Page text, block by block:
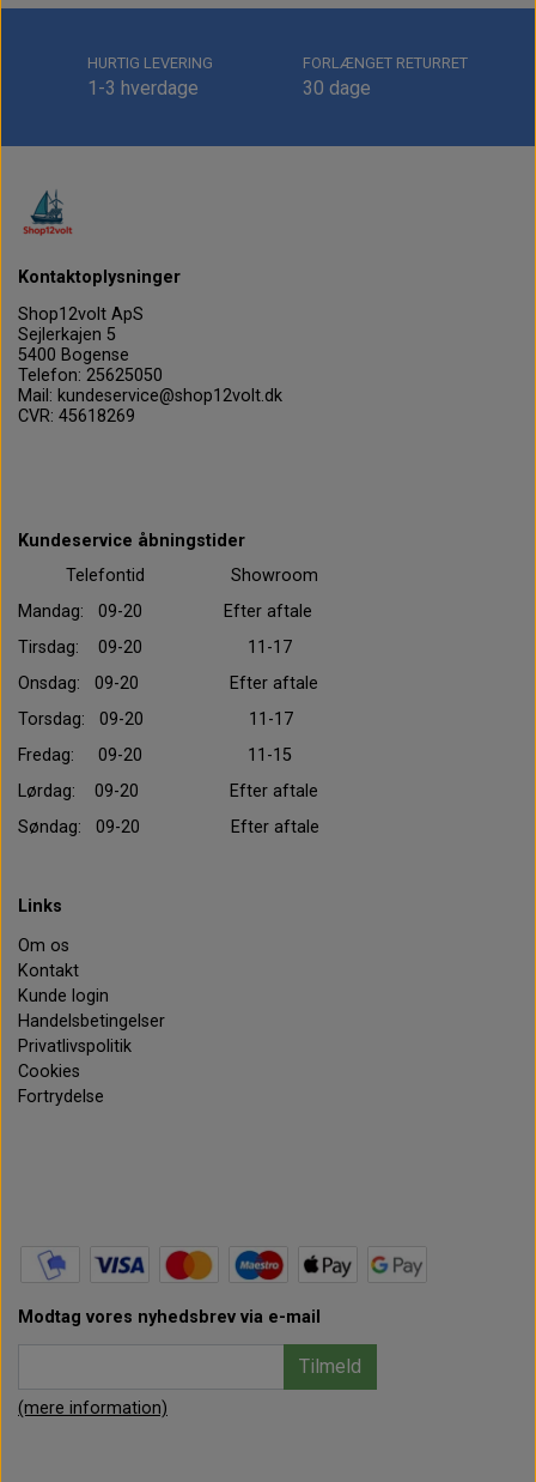
HURTIG LEVERING
1-3 hverdage
FORLÆNGET RETURRET
30 dage
Kontaktoplysninger
Shop12volt ApS
Sejlerkajen 5
5400 Bogense
Telefon: 25625050
Mail: kundeservice@shop12volt.dk
CVR: 45618269
Kundeservice åbningstider
Telefontid Showroom
Mandag: 09-20 Efter aftale
Tirsdag: 09-20 11-17
Onsdag: 09-20 Efter aftale
Torsdag: 09-20 11-17
Fredag: 09-20 11-15
Lørdag: 09-20 Efter aftale
Søndag: 09-20 Efter aftale
Links
Om os
Kontakt
Kunde login
Handelsbetingelser
Privatlivspolitik
Cookies
Fortrydelse
Modtag vores nyhedsbrev via e-mail
Tilmeld
(mere information)